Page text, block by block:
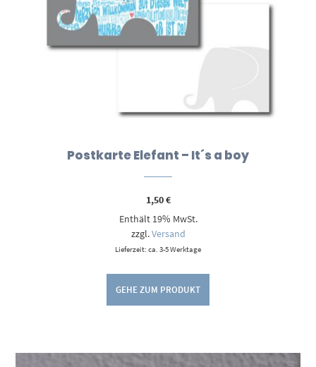
Postkarte Elefant – It´s a boy
1,50€
Enthält 19% MwSt.
zzgl.Versand
Lieferzeit: ca. 3-5 Werktage
GEHE ZUM PRODUKT